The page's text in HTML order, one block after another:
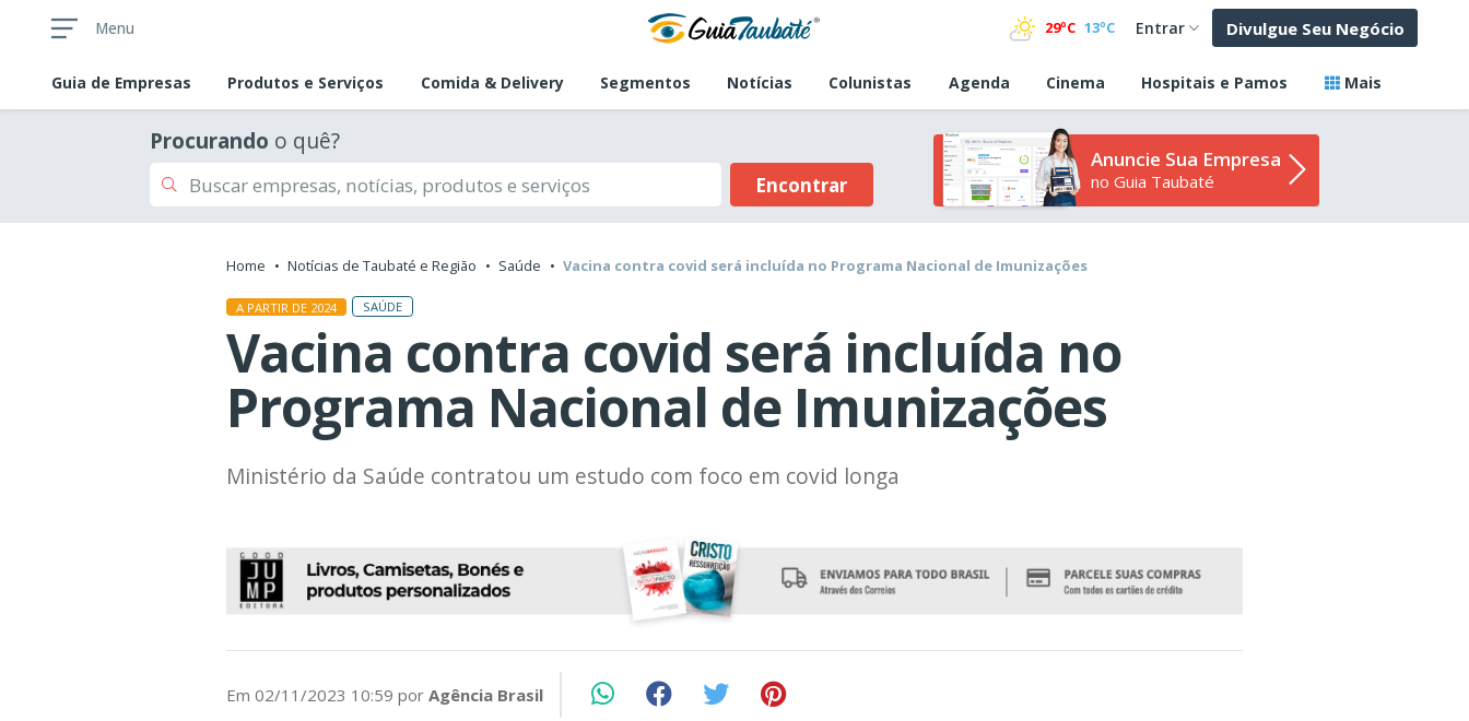
Menu 29ºC 13ºC Entrar Divulgue Seu Negócio
Guia de Empresas Produtos e Serviços Comida & Delivery Segmentos Notícias Colunistas Agenda Cinema Hospitais e Pamos Mais
Procurando o quê?
Encontrar
Anuncie Sua Empresa
no Guia Taubaté
Home Notícias de Taubaté e Região Saúde Vacina contra covid será incluída no Programa Nacional de Imunizações
A PARTIR DE 2024 SAÚDE
Vacina contra covid será incluída no
Programa Nacional de Imunizações
Ministério da Saúde contratou um estudo com foco em covid longa
Em 02/11/2023 10:59 por Agência Brasil